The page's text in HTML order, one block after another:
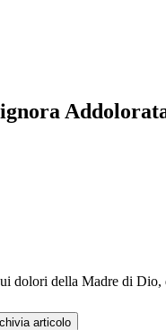
dolori della Madre di
articolo